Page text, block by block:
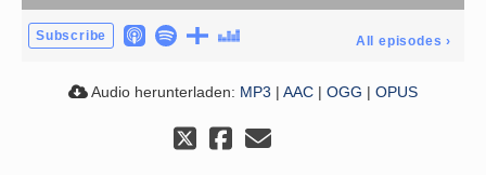
Subscribe All episodes ›
Audio herunterladen: MP3 | AAC | OGG | OPUS